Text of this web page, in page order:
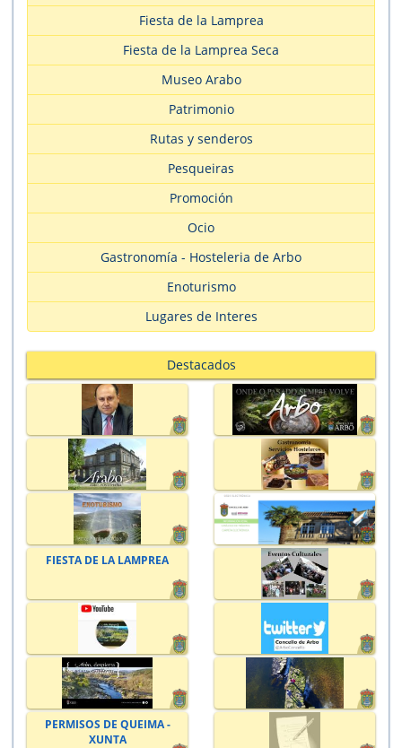
Fiesta de la Lamprea
Fiesta de la Lamprea Seca
Museo Arabo
Patrimonio
Rutas y senderos
Pesqueiras
Promoción
Ocio
Gastronomía - Hosteleria de Arbo
Enoturismo
Lugares de Interes
Destacados
FIESTA DE LA LAMPREA
PERMISOS DE QUEIMA -
XUNTA